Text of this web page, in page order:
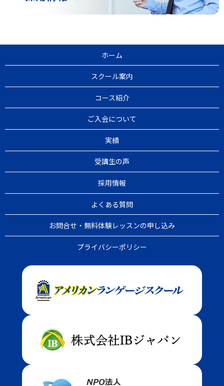
ホーム
スクール案内
コース紹介
ご入会について
実績
受講生の声
採用情報
よくある質問
お問合せ・無料体験レッスンの申し込み
プライバシーポリシー